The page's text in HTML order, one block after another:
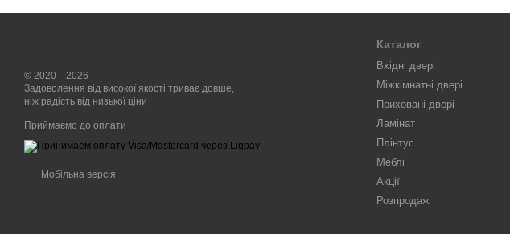
© 2020—2026
Задоволення від високої якості триває довше,
ніж радість від низької ціни
Приймаємо до оплати
Мобільна версія
Каталог
Вхідні двері
Міжкімнатні двері
Приховані двері
Ламінат
Плінтус
Меблі
Акції
Розпродаж